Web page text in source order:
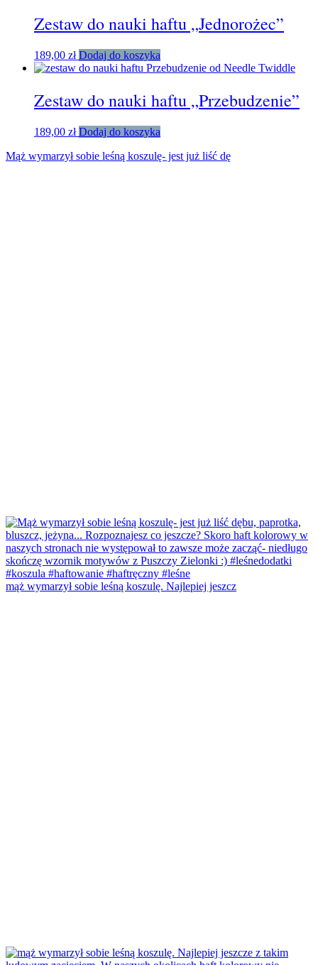
Zestaw do nauki haftu „Jednorożec”
189,00 zł Dodaj do koszyka
Zestaw do nauki haftu „Przebudzenie”
189,00 zł Dodaj do koszyka
Mąż wymarzył sobie leśną koszulę- jest już liść dę
mąż wymarzył sobie leśną koszulę. Najlepiej jeszcz